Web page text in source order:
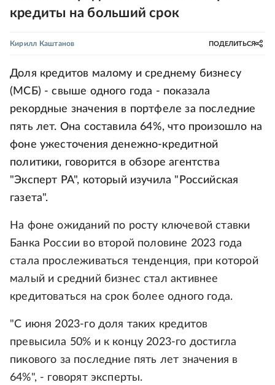
кредиты на больший срок
Кирилл Каштанов ПОДЕЛИТЬСЯ
Доля кредитов малому и среднему бизнесу
(МСБ) - свыше одного года - показала
рекордные значения в портфеле за последние
пять лет. Она составила 64%, что произошло на
фоне ужесточения денежно-кредитной
политики, говорится в обзоре агентства
"Эксперт РА", который изучила "Российская
газета".
На фоне ожиданий по росту ключевой ставки
Банка России во второй половине 2023 года
стала прослеживаться тенденция, при которой
малый и средний бизнес стал активнее
кредитоваться на срок более одного года.
"С июня 2023-го доля таких кредитов
превысила 50% и к концу 2023-го достигла
пикового за последние пять лет значения в
64%", - говорят эксперты.